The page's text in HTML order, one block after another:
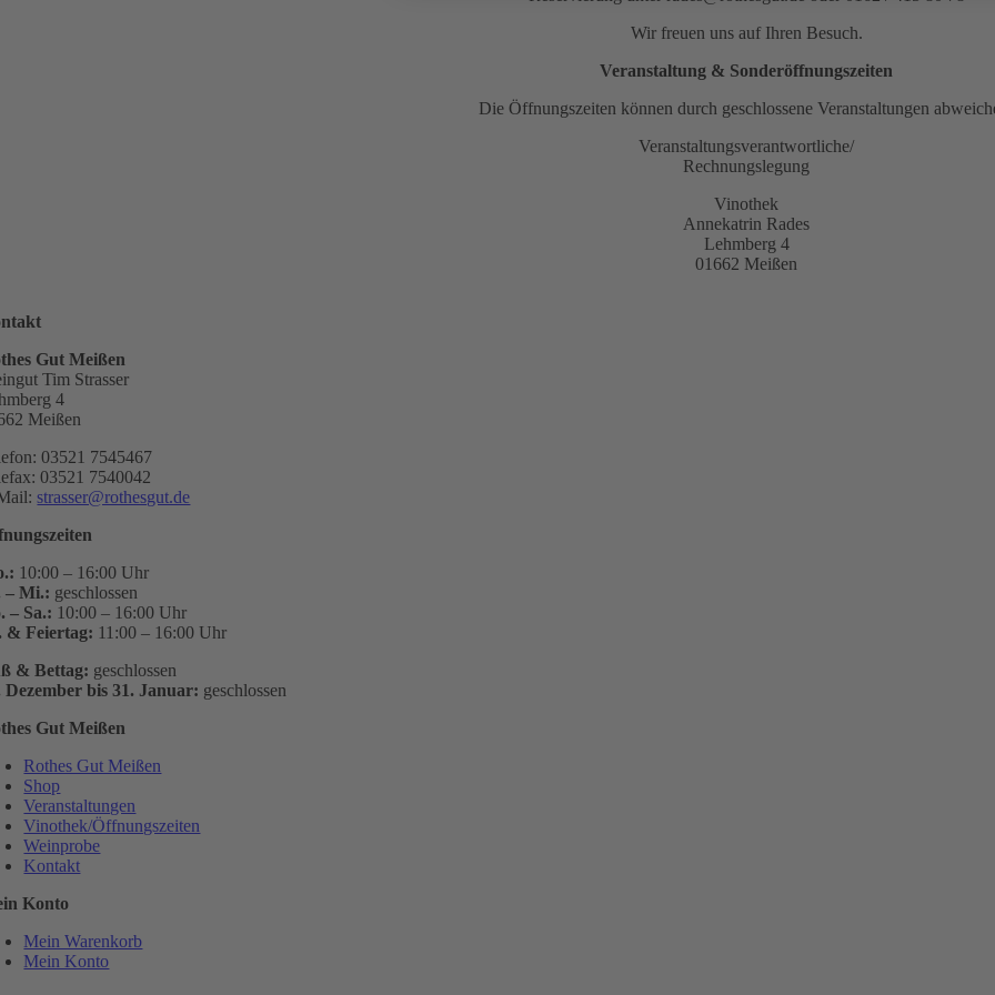
Wir freuen uns auf Ihren Besuch.
Veranstaltung & Sonderöffnungszeiten
Die Öffnungszeiten können durch geschlossene Veranstaltungen
Veranstaltungsverantwortliche/
Rechnungslegung
Vinothek
Annekatrin Rades
Lehmberg 4
01662 Meißen
Gut Meißen
Tim Strasser
4
Meißen
03521 7545467
03521 7540042
strasser@rothesgut.de
10:00 – 16:00 Uhr
– Mi.: geschlossen
– Sa.: 10:00 – 16:00 Uhr
& Feiertag: 11:00 – 16:00 Uhr
& Bettag: geschlossen
Dezember bis 31. Januar: geschlossen
Gut Meißen
Rothes Gut Meißen
Shop
Veranstaltungen
Vinothek/Öffnungszeiten
Weinprobe
Kontakt
Konto
Mein Warenkorb
Mein Konto